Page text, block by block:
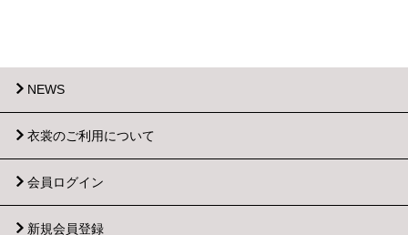
NEWS
衣裳のご利用について
会員ログイン
新規会員登録